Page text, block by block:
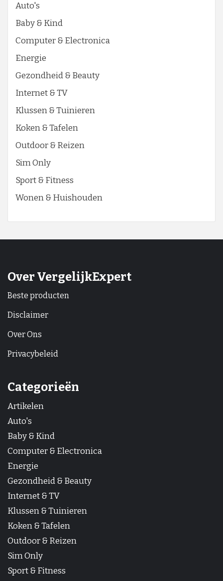
Auto's
Baby & Kind
Computer & Electronica
Energie
Gezondheid & Beauty
Internet & TV
Klussen & Tuinieren
Koken & Tafelen
Outdoor & Reizen
Sim Only
Sport & Fitness
Wonen & Huishouden
Over VergelijkExpert
Beste producten
Disclaimer
Over Ons
Privacybeleid
Categorieën
Artikelen
Auto's
Baby & Kind
Computer & Electronica
Energie
Gezondheid & Beauty
Internet & TV
Klussen & Tuinieren
Koken & Tafelen
Outdoor & Reizen
Sim Only
Sport & Fitness